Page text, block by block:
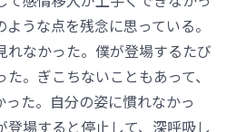
うな点を残念に思っている。
れなかった。僕が登場するたび
。ぎこちないこともあって、
た。自分の姿に慣れなかっ
登場すると停止して、深呼吸し